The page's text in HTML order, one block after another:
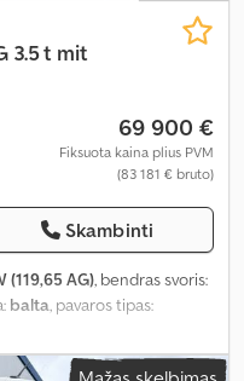
3.5 t mit
69 900 €
Fiksuota kaina plius PVM
(83 181 € bruto)
Skambinti
(119,65 AG), bendras svoris:
balta , pavaros tipas:
(ESP), oro